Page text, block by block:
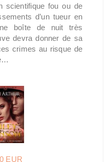
scientifique fou ou de
d’un tueur en
boîte de nuit très
devra donner de sa
crimes au risque de
EUR